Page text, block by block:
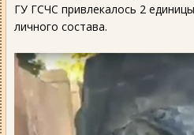
ГУ ГСЧС привлекалось 2
личного состава.